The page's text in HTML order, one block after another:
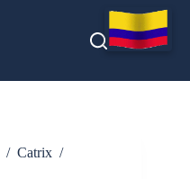
/ Catrix /